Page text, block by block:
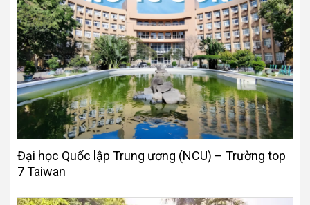
Đại học Quốc lập Trung ương (NCU) – Trường top
7 Taiwan